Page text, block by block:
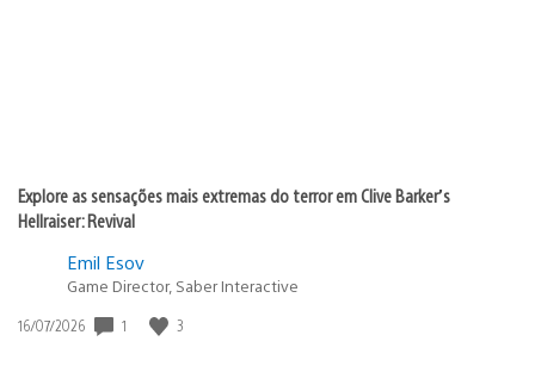
Explore as sensações mais extremas do terror em Clive Barker’s
Hellraiser: Revival
Emil Esov
Game Director, Saber Interactive
Data
16/07/2026 1 3